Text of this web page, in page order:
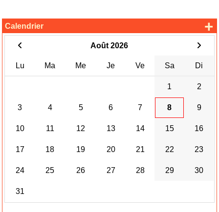
Calendrier
Août 2026
Lu Ma Me Je Ve Sa Di
1 2
3 4 5 6 7 8 9
10 11 12 13 14 15 16
17 18 19 20 21 22 23
24 25 26 27 28 29 30
31
+